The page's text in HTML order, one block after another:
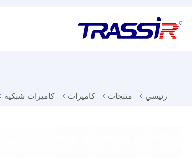
رئيسي منتجات كاميرات كاميرات شبكية